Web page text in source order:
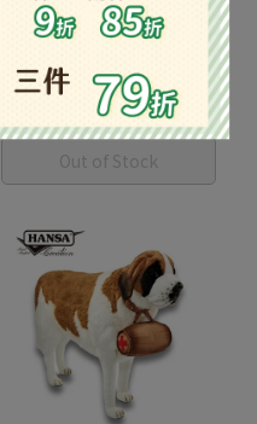
Hansa 5185-伊比利亞猞猁
32公分
NT$1,650
Out of Stock